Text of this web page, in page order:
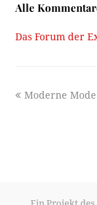
Alle
Das Forum der
previous
Moderne Mode